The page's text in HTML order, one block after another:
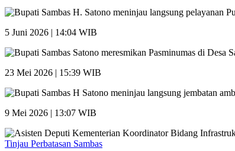
5 Juni 2026 | 14:04 WIB
23 Mei 2026 | 15:39 WIB
9 Mei 2026 | 13:07 WIB
Tinjau Perbatasan Sambas